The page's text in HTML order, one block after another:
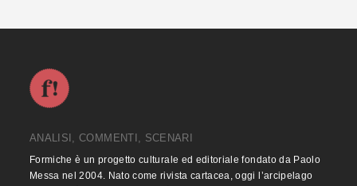
ANALISI, COMMENTI, SCENARI
Formiche è un progetto culturale ed editoriale fondato da Paolo
Messa nel 2004. Nato come rivista cartacea, oggi l’arcipelago